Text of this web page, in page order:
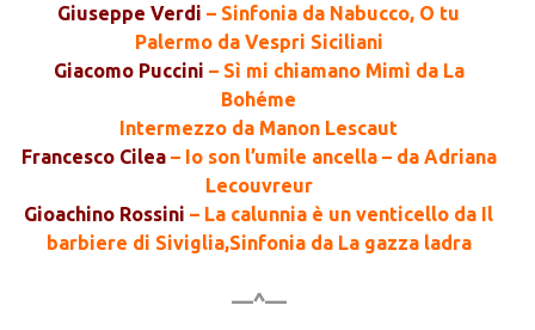
Giuseppe Verdi – Sinfonia da Nabucco, O tu
Palermo da Vespri Siciliani
Giacomo Puccini – Sì mi chiamano Mimì da La
Bohéme
Intermezzo da Manon Lescaut
Francesco Cilea– Io son l’umile ancella – da Adriana
Lecouvreur
Gioachino Rossini – La calunnia è un venticello da Il
barbiere di Siviglia,Sinfonia da La gazza ladra
—^—